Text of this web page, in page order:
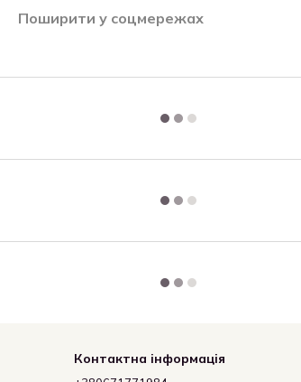
Поширити у соцмережах
Контактна інформація